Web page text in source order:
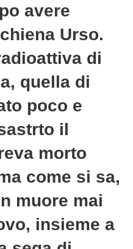
avere
Urso.
di
quella di
poco e
il
morto
come si sa,
muore mai
insieme a